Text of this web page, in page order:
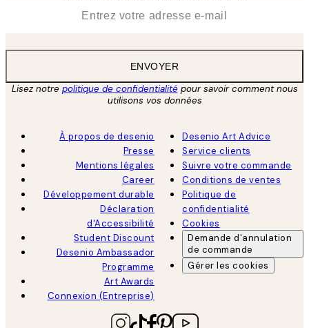
ENVOYER
Lisez notre politique de confidentialitépour savoir comment nous
utilisons vos données
À propos de desenio
Presse
Mentions légales
Career
Développement durable
Déclaration
d'Accessibilité
Student Discount
Desenio Ambassador
Programme
Art Awards
Connexion (Entreprise)
Desenio Art Advice
Service clients
Suivre votre commande
Conditions de ventes
Politique de
confidentialité
Cookies
Demande d'annulation
de commande
Gérer les cookies